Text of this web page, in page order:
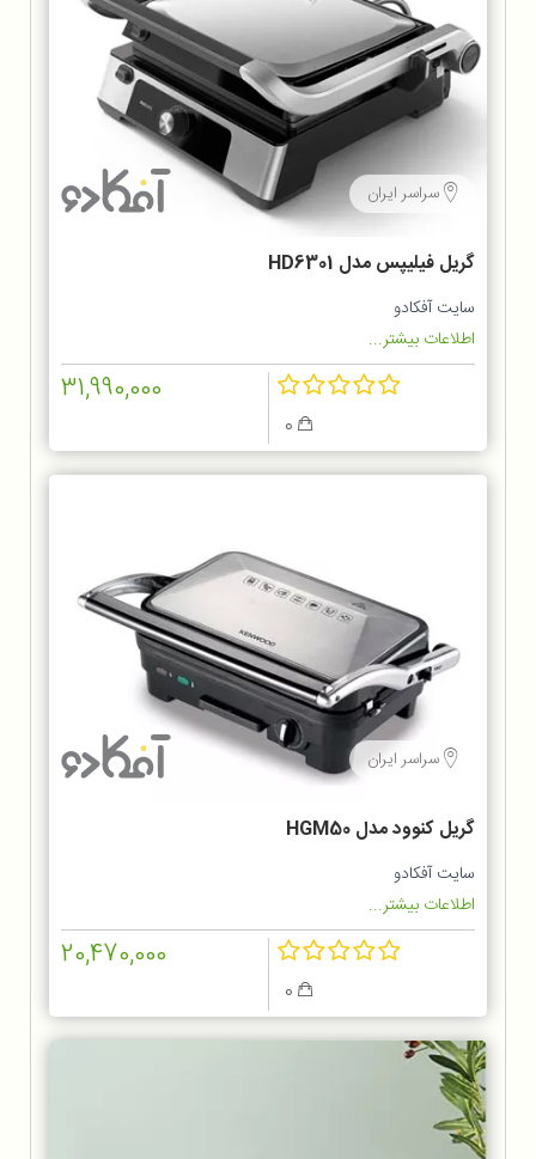
سراسر ایران
گریل فیلیپس مدل HD6301
سایت آفکادو
اطلاعات بیشتر...
31,990,000
سراسر ایران
گریل کنوود مدل HGM50
سایت آفکادو
اطلاعات بیشتر...
20,470,000